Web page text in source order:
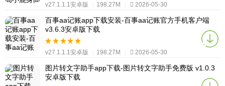
v27.1.1.1安卓版 198.27M 2026-05-30
百事aa记账app下载安装-百事aa记账官方手机客户端
v3.6.3安卓版下载
v27.1.1.1安卓版 198.27M 2026-05-30
图片转文字助手app下载-图片转文字助手免费版 v1.0.3
安卓版下载